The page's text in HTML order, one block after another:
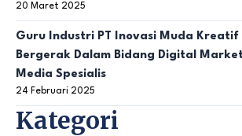
20 Maret 2025
Guru Industri PT Inovasi Muda
Bergerak Dalam Bidang Digital
Media Spesialis
24 Februari 2025
Kategori